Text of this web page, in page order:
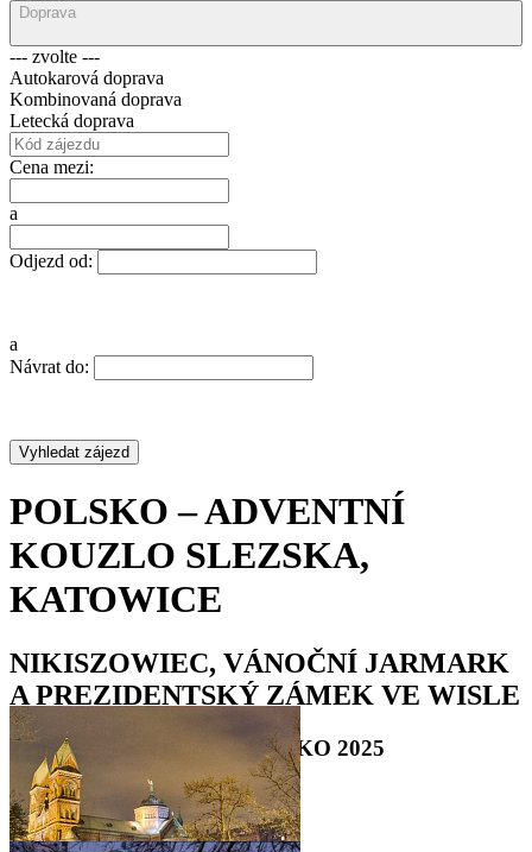
Doprava
--- zvolte ---
Autokarová doprava
Kombinovaná doprava
Letecká doprava
Cena mezi:
a
Odjezd od:
a
Návrat do:
POLSKO – ADVENTNÍ
KOUZLO SLEZSKA,
KATOWICE
NIKISZOWIEC, VÁNOČNÍ JARMARK
A PREZIDENTSKÝ ZÁMEK VE WISLE
ADVENTNÍ ZÁJEZD POLSKO 2025
• • •••